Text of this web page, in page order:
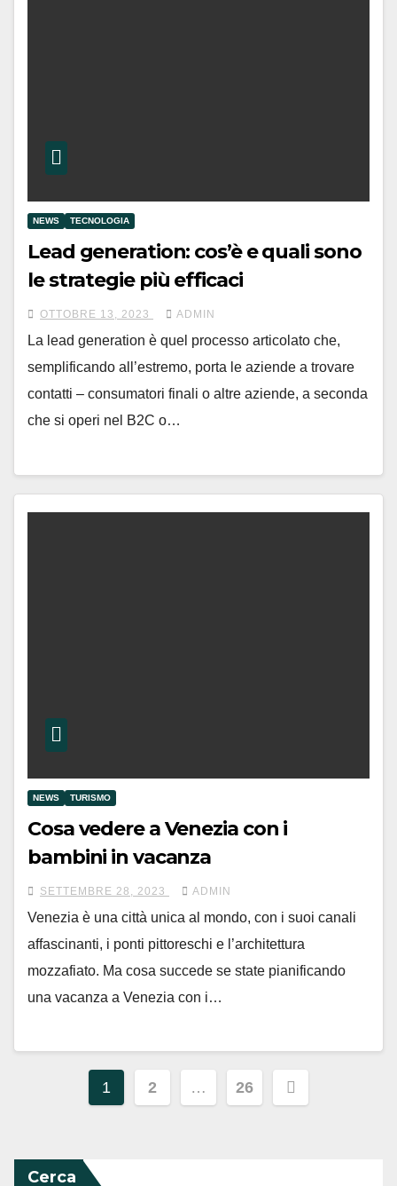
NEWS TECNOLOGIA
Lead generation: cos’è e quali sono
le strategie più efficaci
OTTOBRE 13, 2023 ADMIN
La lead generation è quel processo articolato che,
semplificando all’estremo, porta le aziende a trovare
contatti – consumatori finali o altre aziende, a seconda
che si operi nel B2C o…
NEWS TURISMO
Cosa vedere a Venezia con i
bambini in vacanza
SETTEMBRE 28, 2023 ADMIN
Venezia è una città unica al mondo, con i suoi canali
affascinanti, i ponti pittoreschi e l’architettura
mozzafiato. Ma cosa succede se state pianificando
una vacanza a Venezia con i…
Paginazione
articoli
1 2 … 26
Cerca